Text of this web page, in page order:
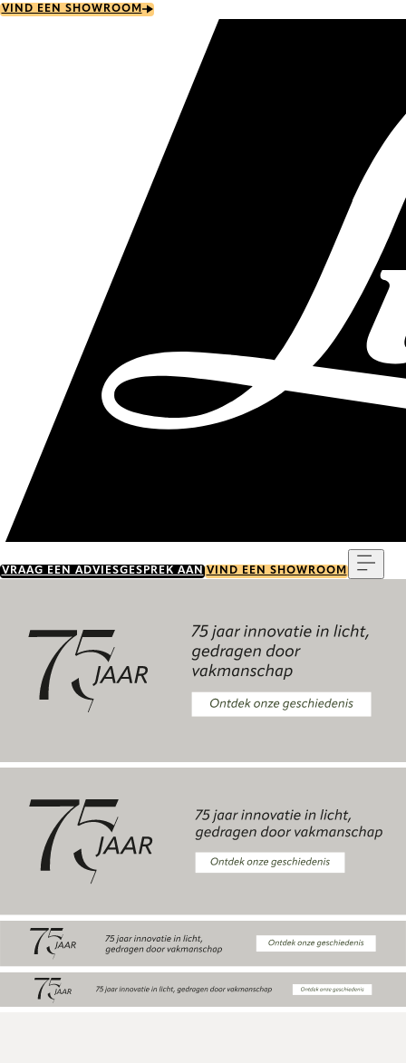
Skip
VIND EEN SHOWROOM
VRAAG EEN ADVIESGESPREK AAN VIND EEN SHOWROOM